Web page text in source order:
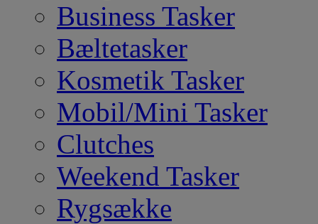
Business Tasker
Bæltetasker
Kosmetik Tasker
Mobil/Mini Tasker
Clutches
Weekend Tasker
Rygsække